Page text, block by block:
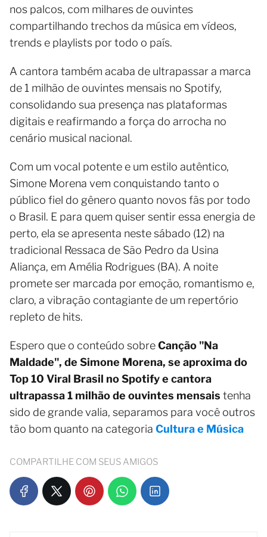
nos palcos, com milhares de ouvintes
compartilhando trechos da música em vídeos,
trends e playlists por todo o país.
A cantora também acaba de ultrapassar a marca
de 1 milhão de ouvintes mensais no Spotify,
consolidando sua presença nas plataformas
digitais e reafirmando a força do arrocha no
cenário musical nacional.
Com um vocal potente e um estilo autêntico,
Simone Morena vem conquistando tanto o
público fiel do gênero quanto novos fãs por todo
o Brasil. E para quem quiser sentir essa energia de
perto, ela se apresenta neste sábado (12) na
tradicional Ressaca de São Pedro da Usina
Aliança, em Amélia Rodrigues (BA). A noite
promete ser marcada por emoção, romantismo e,
claro, a vibração contagiante de um repertório
repleto de hits.
Espero que o conteúdo sobreCanção "Na
Maldade", de Simone Morena, se aproxima do
Top 10 Viral Brasil no Spotify e cantora
ultrapassa 1 milhão de ouvintes mensais tenha
sido de grande valia, separamos para você outros
tão bom quanto na categoria Cultura e Música
COMPARTILHE COM SEUS AMIGOS